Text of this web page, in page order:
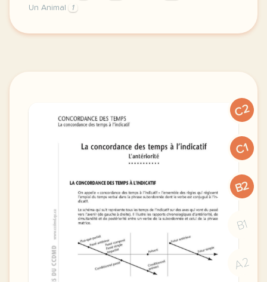
Un Animal
1
image recursostic educacion escette derniere
C2
C1
B2
B1
A2